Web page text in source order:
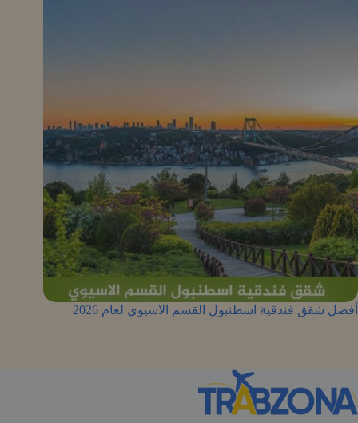
أفضل شقق فندقية اسطنبول القسم الاسيوي لعام 2026